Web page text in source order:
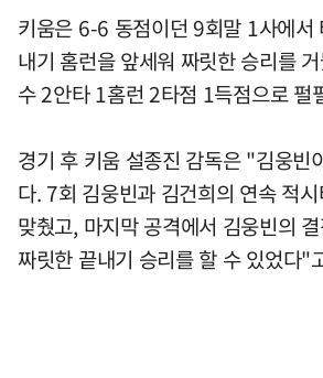
키움은 6-6 동점이던 9회말 1사에서
내기 홈런을 앞세워 짜릿한 승리를
수 2안타 1홈런 2타점 1득점으로 펄
경기 후 키움 설종진 감독은 "김웅빈
다. 7회 김웅빈과 김건희의 연속 적
맞췄고, 마지막 공격에서 김웅빈의
짜릿한 끝내기 승리를 할 수 있었다"